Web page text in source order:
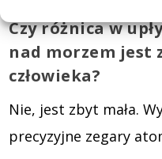
Czy różnica w
nad morzem jest
człowieka?
Nie, jest zbyt mała.
precyzyjne zegary